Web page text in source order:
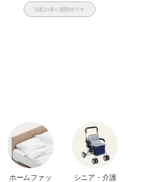
宅配の承り期間外です
ホームファッ
シニア・介護